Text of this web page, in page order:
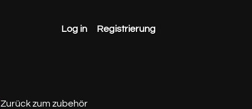
Log in Registrierung
Zurück zum zubehör